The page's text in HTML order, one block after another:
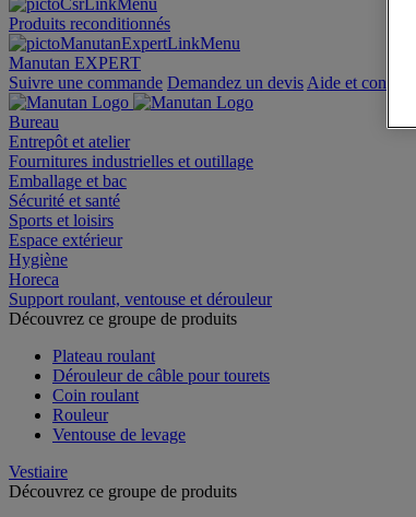
Produits reconditionnés
Manutan EXPERT
Suivre une commande Demandez un devis Aide et contact
Bureau
Entrepôt et atelier
Fournitures industrielles et outillage
Emballage et bac
Sécurité et santé
Sports et loisirs
Espace extérieur
Hygiène
Horeca
Support roulant, ventouse et dérouleur
Découvrez ce groupe de produits
Plateau roulant
Dérouleur de câble pour tourets
Coin roulant
Rouleur
Ventouse de levage
Vestiaire
Découvrez ce groupe de produits